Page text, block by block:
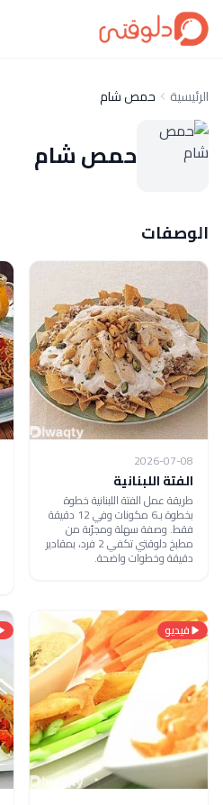
الرئيسية حمص شام
حمص شام
الوصفات
2026-07-08
الفتة اللبنانية
طريقة عمل الفتة اللبنانية خطوة
بخطوة بـ6 مكونات وفي 12 دقيقة
فقط. وصفة سهلة ومجرّبة من
مطبخ دلوقتي تكفي 2 فرد، بمقادير
دقيقة وخطوات واضحة.
فيديو